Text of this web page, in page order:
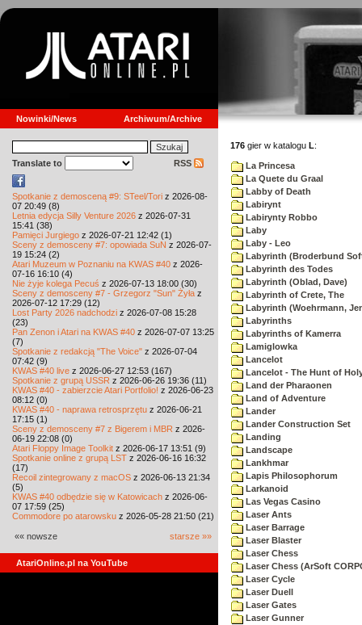
Nowinki/News Archiwum/Archive
Translate to RSS
Spotkanie z demosceną #9: STeel/Tori z 2026-08-
07 20:49 (8)
Letnia edycja Silly Venture 2026 z 2026-07-31
15:41 (38)
Pamięci Jurgiego z 2026-07-21 12:42 (1)
Sceny z demosceny #7: opowiada SuN z 2026-07-
19 15:24 (2)
Atari Muzeum w Poznaniu na KWAS #40 z 2026-
07-16 16:10 (4)
Nie żyje kolega Pecuś z 2026-07-13 18:00 (30)
Sceny z demosceny #7 - Grzegorz "Sun" Żyła z
2026-07-12 17:29 (12)
Lost Party 2026 nadchodzi z 2026-07-08 15:28
(23)
Pan Zenon i Atari na KWAS #40 z 2026-07-07 13:25
(7)
Spotkanie z redakcją "The Voice" z 2026-07-04
07:42 (9)
KWAS #40 live z 2026-06-27 12:53 (167)
Spotkanie z grupą USSR z 2026-06-26 19:36 (11)
KWAS #40 - zabierzcie Atari Portfolio! z 2026-06-23
08:12 (0)
KWAS #40 - naprawa retrosprzętu z 2026-06-21
17:15 (1)
Sceny z demosceny #7 z Bigerem i MBR z 2026-
06-19 22:08 (0)
Atari Floppy Image Toolkit z 2026-06-17 13:51 (9)
Spotkanie online z grupą LST z 2026-06-16 16:32
(17)
Recoil zintegrowany z macOS z 2026-06-13 21:34
(5)
KWAS #40 odbędzie się w Katowicach z 2026-06-
07 17:59 (25)
Commodore po atarowsku z 2026-05-28 21:50 (21)
«« nowsze starsze »»
AtariOnline.pl na YouTube
176 gier w katalogu L:
La Princesa
La Quete du Graal
Labby of Death
Labirynt
Labirynty Robbo
Laby
Laby - Leo
Labyrinth (Broderbund
Labyrinth des Todes
Labyrinth (Oblad, Dave)
Labyrinth of Crete, The
Labyrinth (Woehrmann,
Labyrinths
Labyrinths of Kamerra
Lamiglowka
Lancelot
Lancelot - The Hunt of
Land der Pharaonen
Land of Adventure
Lander
Lander Construction Set
Landing
Landscape
Lankhmar
Lapis Philosophorum
Larkanoid
Las Vegas Casino
Laser Ants
Laser Barrage
Laser Blaster
Laser Chess
Laser Chess (ArSoft
Laser Cycle
Laser Duell
Laser Gates
Laser Gunner